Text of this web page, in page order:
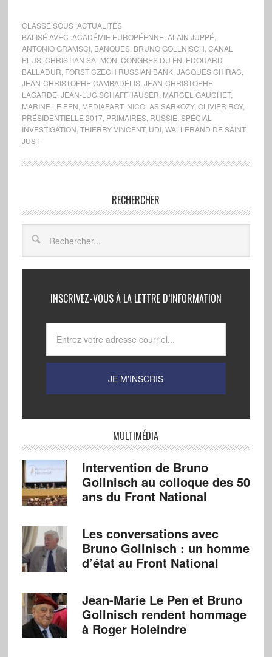
CLASSÉ SOUS :ACTUALITÉS
BALISÉ AVEC :ACADÉMIE EUROPÉENNE ALAIN JUPPÉ
ANTONIO GRAMSCI, BANQUES, BRUNO GOLLNISCH CANAL
PLUS, CHRISTIAN SALMON CONGRÈS DU FN EDOUARD
BALLADUR FORST CZECH RUSSIAN BANK, JACQUES CHIRAC
JEAN-CHRISTOPHE CAMBADÉLIS, JEAN-CHRISTOPHE
LAGARDE JEAN-LUC SCHAFFHAUSER MARCEL GAUCHET,
MARINE LE PEN MEDIAPART, NICOLAS SARKOZY, OLIVIER ROY,
PRÉSIDENTIELLE 2017, PRIMAIRES, RUSSIE SPÉCIAL
INVESTIGATION THIERRY VINCENT, UDI, WALLERAND DE SAINT
JUST
RECHERCHER
INSCRIVEZ-VOUS À LA LETTRE D’INFORMATION
MULTIMÉDIA
Intervention de Bruno
Gollnisch au colloque des 50
ans du Front National
Les conversations avec
Bruno Gollnisch : un homme
d’état au Front National
Jean-Marie Le Pen et Bruno
Gollnisch rendent hommage
à Roger Holeindre